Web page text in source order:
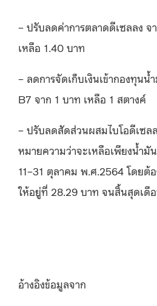
– ปรับลดค่าการตลาดดีเซลลง
เหลือ 1.40 บาท
– ลดการจัดเก็บเงินเข้ากองทุนน้
B7 จาก 1 บาท เหลือ 1 สตางค์
– ปรับลดสัดส่วนผสมไบโอดีเซล
หมายความว่าจะเหลือเพียงน้ำมั
11–31 ตุลาคม พ.ศ.2564 โดยต้
ให้อยู่ที่ 28.29 บาท จนสิ้นสุดเดื
อ้างอิงข้อมูลจาก